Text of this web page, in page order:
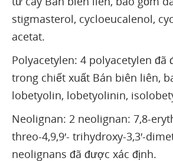
stigmasterol, cycloeucalenol,
acetat.
Polyacetylen: 4 polyacetylen đã
trong chiết xuất Bán biên liên,
lobetyolin, lobetyolinin,
Neolignan: 2 neolignan: 7,8-
threo-4,9,9′- trihydroxy-3,3′-
neolignans đã được xác định.